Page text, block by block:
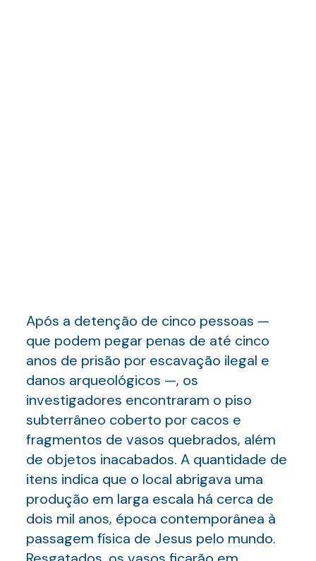
Após a detenção de cinco pessoas —
que podem pegar penas de até cinco
anos de prisão por escavação ilegal e
danos arqueológicos —, os
investigadores encontraram o piso
subterrâneo coberto por cacos e
fragmentos de vasos quebrados, além
de objetos inacabados. A quantidade de
itens indica que o local abrigava uma
produção em larga escala há cerca de
dois mil anos, época contemporânea à
passagem física de Jesus pelo mundo.